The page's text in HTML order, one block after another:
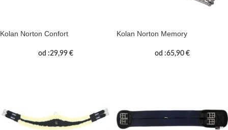
Kolan Norton Confort
od :29,99 €
Kolan Norton Memory
od :65,90 €